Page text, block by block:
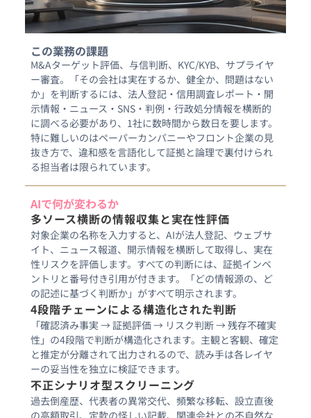
この業務の課題
M&Aターゲット評価、与信判断、KYC/KYB、サプライヤ
ー審査。「その会社は実在するか、健全か、問題はない
か」を判断するには、法人登記・信用調査レポート・開
示情報・ニュース・SNS・判例・行政処分情報を横断的
に調べる必要があり、1社に数時間から数日を要します。
特に難しいのはペーパーカンパニーやフロント企業の見
抜き方で、違和感を言語化して証拠と論理で裏付けられ
る担当者は限られています。
AIで何が変わるか
多ソース横断の情報収集と実在性評価
対象企業の名称を入力すると、AIが法人登記、ウェブサ
イト、ニュース報道、開示情報を横断して取得し、実在
性リスクを評価します。すべての判断には、証拠インベ
ントリと番号付き引用が付きます。「どの情報源の、ど
4段階チェーンによる構造化された判断
「確認済み事実 → 証拠評価 → リスク判断 → 残存不確実
性」の4段階で判断が構造化されます。主観と客観、確定
と推定が分離されて出力されるので、読み手は各レイヤ
ーの妥当性を独立に検証できます。
不正シナリオ型スクリーニング
過去倒産歴、代表者の異常交代、頻繁な移転、設立直後
の高額取引、定款の怪しい記載、関連会社との不自然な